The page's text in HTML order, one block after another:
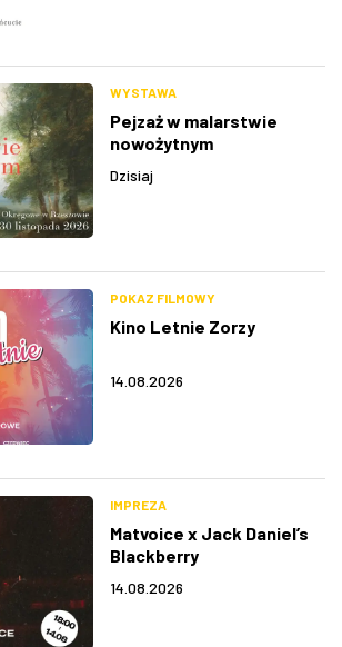
WYSTAWA
Pejzaż w malarstwie
nowożytnym
Dzisiaj
POKAZ FILMOWY
Kino Letnie Zorzy
14.08.2026
IMPREZA
Matvoice x Jack Daniel’s
Blackberry
14.08.2026